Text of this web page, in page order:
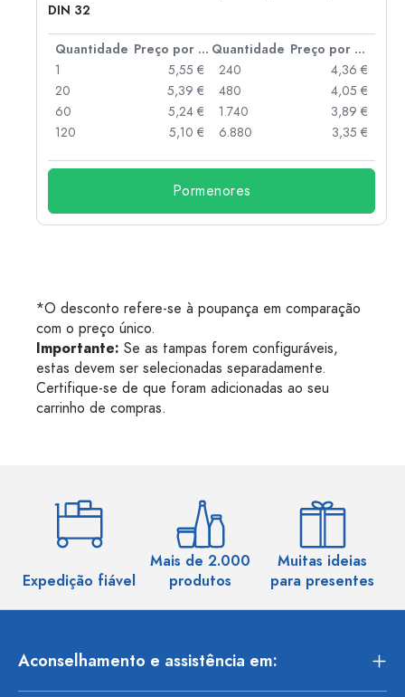
DIN 32
Quantidade Preço por peça Quantidade
Preço por peça
1
5,55 €
20
5,39 €
60
5,24 €
120
5,10 €
240
4,36 €
480
4,05 €
1.740
3,89 €
6.880
3,35 €
Pormenores
*O desconto refere-se à poupança em comparação
com o preço único.
Importante: Se as tampas forem configuráveis,
estas devem ser selecionadas separadamente.
Certifique-se de que foram adicionadas ao seu
carrinho de compras.
Expedição fiável
Mais de 2.000
produtos
Muitas ideias
para presentes
Aconselhamento e assistência em: